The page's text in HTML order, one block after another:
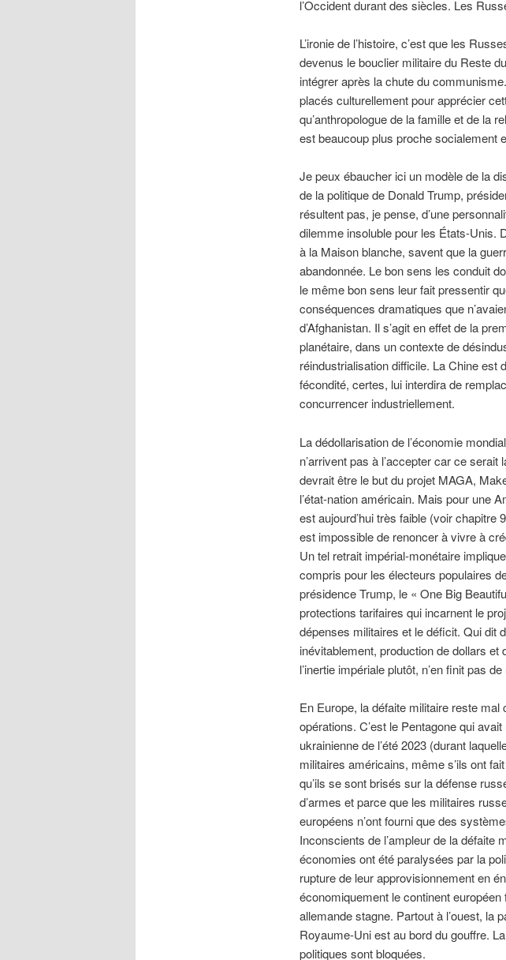
l’Occident durant des siècles. Les
L’ironie de l’histoire, c’est que les
devenus le bouclier militaire du Reste
intégrer après la chute du
placés culturellement pour apprécier
qu’anthropologue de la famille et de la
est beaucoup plus proche socialement
Je peux ébaucher ici un modèle de la
de la politique de Donald Trump,
résultent pas, je pense, d’une
dilemme insoluble pour les États-Unis.
à la Maison blanche, savent que la
abandonnée. Le bon sens les conduit
le même bon sens leur fait pressentir
conséquences dramatiques que
d’Afghanistan. Il s’agit en effet de la
planétaire, dans un contexte de
réindustrialisation difficile. La Chine est
fécondité, certes, lui interdira de
concurrencer industriellement.
La dédollarisation de l’économie
n’arrivent pas à l’accepter car ce
devrait être le but du projet MAGA,
l’état-nation américain. Mais pour une
est aujourd’hui très faible (voir chapitre
est impossible de renoncer à vivre à
Un tel retrait impérial-monétaire
compris pour les électeurs populaires
présidence Trump, le « One Big
protections tarifaires qui incarnent le
dépenses militaires et le déficit. Qui dit
inévitablement, production de dollars
l’inertie impériale plutôt, n’en finit pas
En Europe, la défaite militaire reste
opérations. C’est le Pentagone qui
ukrainienne de l’été 2023 (durant
militaires américains, même s’ils ont
qu’ils se sont brisés sur la défense
d’armes et parce que les militaires
européens n’ont fourni que des
Inconscients de l’ampleur de la défaite
économies ont été paralysées par la
rupture de leur approvisionnement en
économiquement le continent européen
allemande stagne. Partout à l’ouest, la
Royaume-Uni est au bord du gouffre.
politiques sont bloquées.